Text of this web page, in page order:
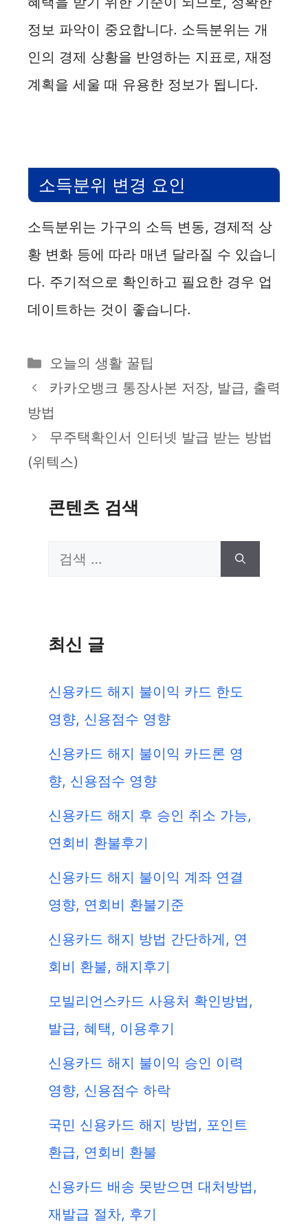
정보 파악이 중요합니다. 소득분위는 개
인의 경제 상황을 반영하는 지표로, 재정
계획을 세울 때 유용한 정보가 됩니다.
소득분위 변경 요인
소득분위는 가구의 소득 변동, 경제적 상
황 변화 등에 따라 매년 달라질 수 있습니
다. 주기적으로 확인하고 필요한 경우 업
데이트하는 것이 좋습니다.
카
테
리
오늘의 생활 꿀팁
카카오뱅크 통장사본 저장, 발급, 출력
방법
무주택확인서 인터넷 발급 받는 방법
(위텍스)
콘텐츠 검색
검
최신 글
신용카드 해지 불이익 카드 한도
영향, 신용점수 영향
신용카드 해지 불이익 카드론 영
향, 신용점수 영향
신용카드 해지 후 승인 취소 가능,
연회비 환불후기
신용카드 해지 불이익 계좌 연결
영향, 연회비 환불기준
신용카드 해지 방법 간단하게, 연
회비 환불, 해지후기
모빌리언스카드 사용처 확인방법,
발급, 혜택, 이용후기
신용카드 해지 불이익 승인 이력
영향, 신용점수 하락
국민 신용카드 해지 방법, 포인트
환급, 연회비 환불
신용카드 배송 못받으면 대처방법,
재발급 절차, 후기